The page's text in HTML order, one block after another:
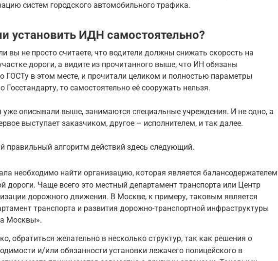
систем городского автомобильного трафика.
установить ИДН самостоятельно?
вы не просто считаете, что водители должны снижать скорость на
дороги, а видите из прочитанного выше, что ИН обязаны
ГОСТу в этом месте, и прочитали целиком и полностью параметры
Госстандарту, то самостоятельно её сооружать нельзя.
описывали выше, занимаются специальные учреждения. И не одно, а
выступает заказчиком, другое – исполнителем, и так далее.
правильный алгоритм действий здесь следующий.
необходимо найти организацию, которая является балансодержателем
дороги. Чаще всего это местный департамент транспорта или Центр
дорожного движения. В Москве, к примеру, таковым является
транспорта и развития дорожно-транспортной инфраструктуры
Москвы».
обратиться желательно в несколько структур, так как решения о
и/или обязанности установки лежачего полицейского в